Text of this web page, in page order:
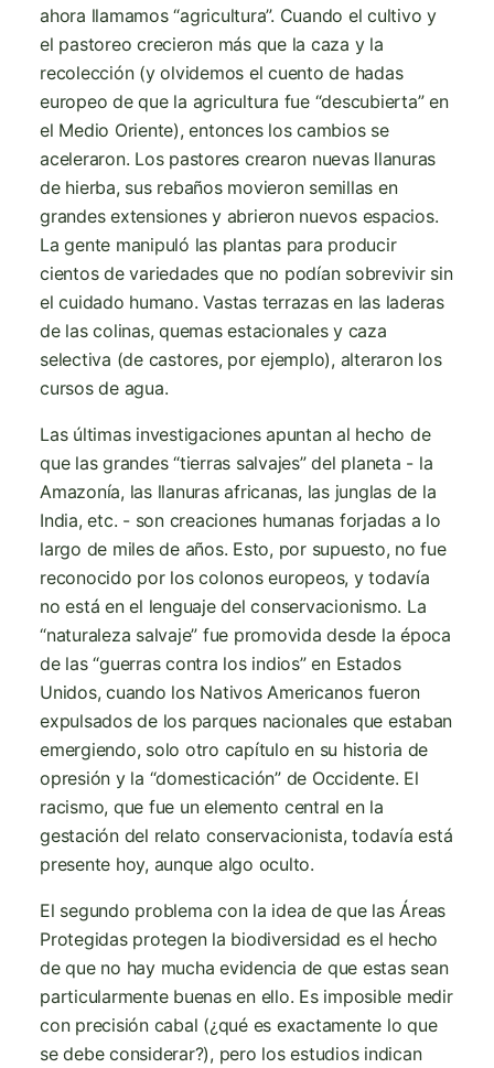
ahora llamamos “agricultura”. Cuando el cultivo y
el pastoreo crecieron más que la caza y la
recolección (y olvidemos el cuento de hadas
europeo de que la agricultura fue “descubierta” en
el Medio Oriente), entonces los cambios se
aceleraron. Los pastores crearon nuevas llanuras
de hierba, sus rebaños movieron semillas en
grandes extensiones y abrieron nuevos espacios.
La gente manipuló las plantas para producir
cientos de variedades que no podían sobrevivir sin
el cuidado humano. Vastas terrazas en las laderas
de las colinas, quemas estacionales y caza
selectiva (de castores, por ejemplo), alteraron los
cursos de agua.
Las últimas investigaciones apuntan al hecho de
que las grandes “tierras salvajes” del planeta - la
Amazonía, las llanuras africanas, las junglas de la
India, etc. - son creaciones humanas forjadas a lo
largo de miles de años. Esto, por supuesto, no fue
reconocido por los colonos europeos, y todavía
no está en el lenguaje del conservacionismo. La
“naturaleza salvaje” fue promovida desde la época
de las “guerras contra los indios” en Estados
Unidos, cuando los Nativos Americanos fueron
expulsados ​​de los parques nacionales que estaban
emergiendo, solo otro capítulo en su historia de
opresión y la “domesticación” de Occidente. El
racismo, que fue un elemento central en la
gestación del relato conservacionista, todavía está
presente hoy, aunque algo oculto.
El segundo problema con la idea de que las Áreas
Protegidas protegen la biodiversidad es el hecho
de que no hay mucha evidencia de que estas sean
particularmente buenas en ello. Es imposible medir
con precisión cabal (¿qué es exactamente lo que
se debe considerar?), pero los estudios indican